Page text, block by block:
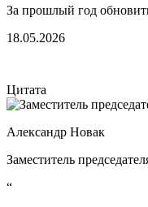
За прошлый год
18.05.2026
Цитата
Александр Новак
Заместитель
“